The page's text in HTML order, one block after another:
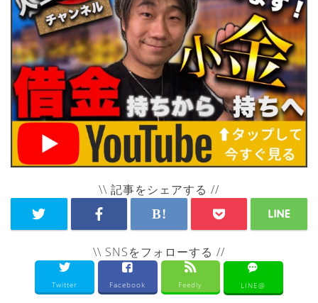
\\ 記事をシェアする //
\\ SNSをフォローする //
Twitter Facebook Feedly LINE@